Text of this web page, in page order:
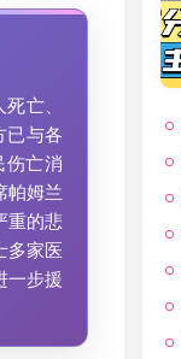
亡、
已与各
伤亡消
帕姆兰
重的悲
多家医
一步援